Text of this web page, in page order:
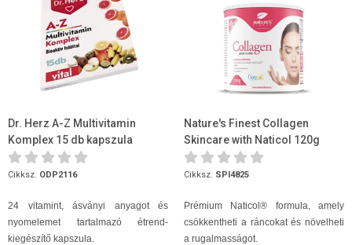
Dr. Herz A-Z Multivitamin
Komplex 15 db kapszula
Cikksz. ODP2116
24 vitamint, ásványi anyagot és
nyomelemet tartalmazó étrend-
kiegészítő kapszula.
Nature's Finest Collagen
Skincare with Naticol 120g
Cikksz. SPI4825
Prémium Naticol® formula, amely
csökkentheti a ráncokat és növelheti
a rugalmasságot.